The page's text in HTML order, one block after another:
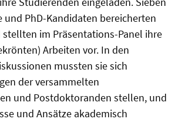
und PhD-Kandidaten bereicherten
stellten im Präsentations-Panel ihre
Arbeiten vor. In den
mussten sie sich
der versammelten
und Postdoktoranden stellen, und
und Ansätze akademisch